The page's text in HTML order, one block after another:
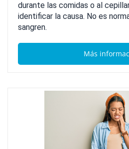
durante las comidas o al
identificar la causa. No es
sangren.
Más